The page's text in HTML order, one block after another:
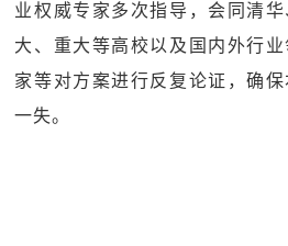
业权威专家多次指导，会同清
大、重大等高校以及国内外行
家等对方案进行反复论证，确
一失。